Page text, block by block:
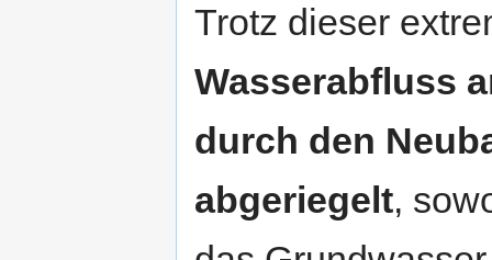
Trotz dieser
Wasserabfluss
durch den
abgeriegelt,